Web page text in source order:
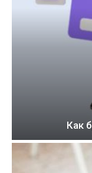
Как